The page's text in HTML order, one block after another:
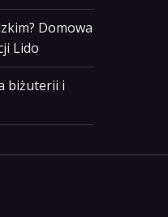
Domowa
Lido
biżuterii i